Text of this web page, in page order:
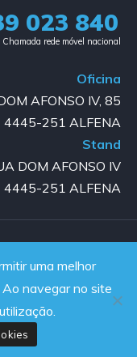
023 840​
Chamada rede móvel nacional
Oficina
AFONSO IV, 85
4445-251 ALFENA
Stand
DOM AFONSO IV
4445-251 ALFENA
uma melhor
navegar no site